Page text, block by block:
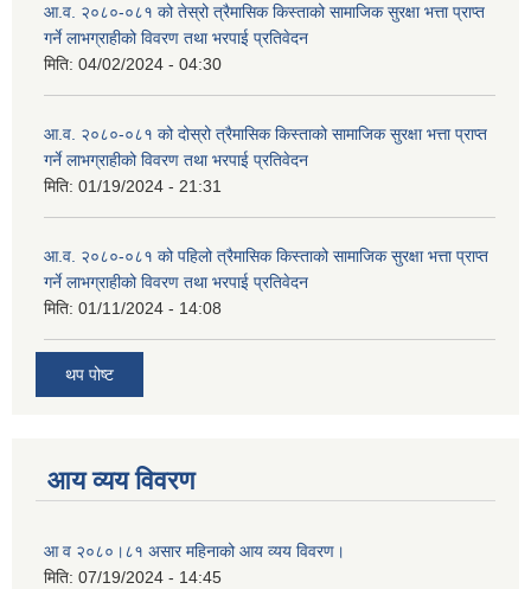
आ.व. २०८०-०८१ को तेस्रो त्रैमासिक किस्ताको सामाजिक सुरक्षा भत्ता प्राप्त
गर्ने लाभग्राहीको विवरण तथा भरपाई प्रतिवेदन
मिति: 04/02/2024 - 04:30
आ.व. २०८०-०८१ को दोस्रो त्रैमासिक किस्ताको सामाजिक सुरक्षा भत्ता प्राप्त
गर्ने लाभग्राहीको विवरण तथा भरपाई प्रतिवेदन
मिति: 01/19/2024 - 21:31
आ.व. २०८०-०८१ को पहिलो त्रैमासिक किस्ताको सामाजिक सुरक्षा भत्ता प्राप्त
गर्ने लाभग्राहीको विवरण तथा भरपाई प्रतिवेदन
मिति: 01/11/2024 - 14:08
थप पोष्ट
आय व्यय विवरण
आ व २०८०।८१ असार महिनाको आय व्यय विवरण।
मिति: 07/19/2024 - 14:45